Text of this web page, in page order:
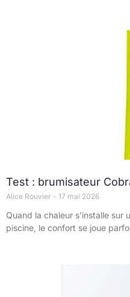
Test : brumisateur
Alice Rouvier 17 mai 2026
Quand la chaleur s’installe sur
piscine, le confort se joue